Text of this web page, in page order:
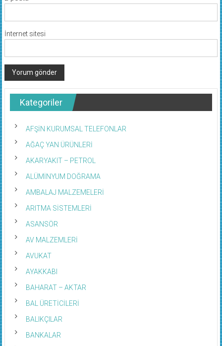
İnternet sitesi
Kategoriler
AFŞİN KURUMSAL TELEFONLAR
AĞAÇ YAN ÜRÜNLERİ
AKARYAKIT – PETROL
ALÜMİNYUM DOĞRAMA
AMBALAJ MALZEMELERİ
ARITMA SİSTEMLERİ
ASANSÖR
AV MALZEMLERİ
AVUKAT
AYAKKABI
BAHARAT – AKTAR
BAL ÜRETİCİLERİ
BALIKÇILAR
BANKALAR